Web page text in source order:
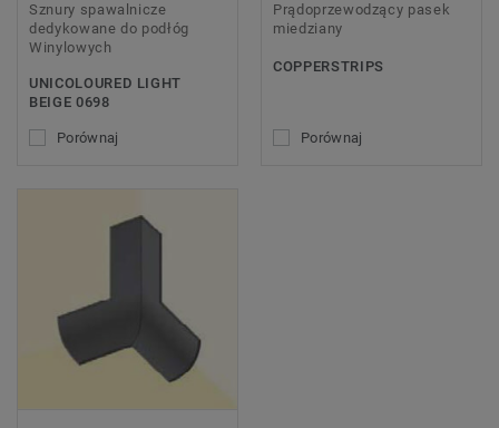
Sznury spawalnicze
dedykowane do podłóg
Winylowych
UNICOLOURED LIGHT
BEIGE 0698
Porównaj
Prądoprzewodzący pasek
miedziany
COPPERSTRIPS
Porównaj